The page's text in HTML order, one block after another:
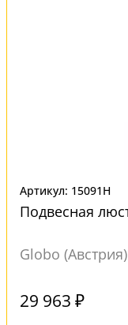
Артикул: 15091H
Подвесная
Globo (Австрия)
29 963 ₽